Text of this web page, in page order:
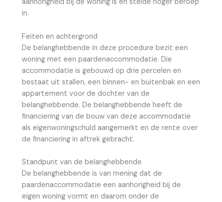
aanhorigheid bij de woning is en stelde hoger beroep
in.
Feiten en achtergrond
De belanghebbende in deze procedure bezit een
woning met een paardenaccommodatie. Die
accommodatie is gebouwd op drie percelen en
bestaat uit stallen, een binnen- en buitenbak en een
appartement voor de dochter van de
belanghebbende. De belanghebbende heeft de
financiering van de bouw van deze accommodatie
als eigenwoningschuld aangemerkt en de rente over
de financiering in aftrek gebracht.
Standpunt van de belanghebbende
De belanghebbende is van mening dat de
paardenaccommodatie een aanhorigheid bij de
eigen woning vormt en daarom onder de